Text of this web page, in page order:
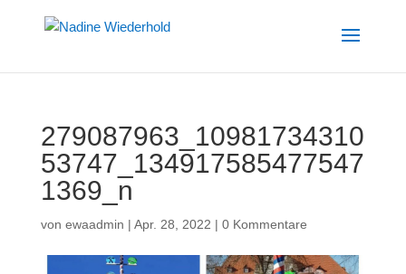
279087963_10981734310
53747_134917585477547
1369_n
von ewaadmin | Apr. 28, 2022 | 0 Kommentare